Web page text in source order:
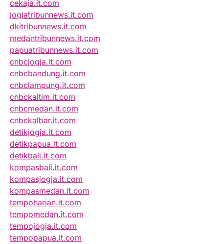
cekaja.it.com
jogjatribunnews.it.com
dkitribunnews.it.com
medantribunnews.it.com
papuatribunnews.it.com
cnbcjogja.it.com
cnbcbandung.it.com
cnbclampung.it.com
cnbckaltim.it.com
cnbcmedan.it.com
cnbckalbar.it.com
detikjogja.it.com
detikpapua.it.com
detikbali.it.com
kompasbali.it.com
kompasjogja.it.com
kompasmedan.it.com
tempoharian.it.com
tempomedan.it.com
tempojogja.it.com
tempopapua.it.com